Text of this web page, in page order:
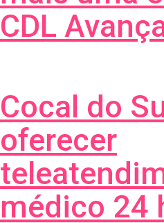
CDL
Cocal do
oferecer
médico 24